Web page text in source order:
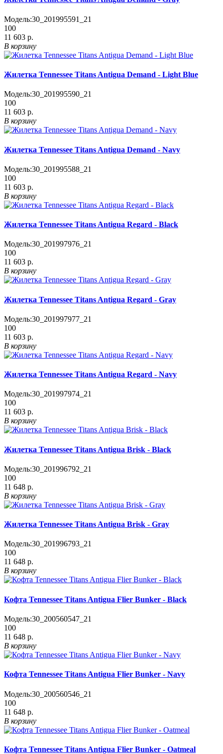
Модель:30_201995591_21
100
11 603 р.
В корзину
Жилетка Tennessee Titans Antigua Demand - Light Blue
Модель:30_201995590_21
100
11 603 р.
В корзину
Жилетка Tennessee Titans Antigua Demand - Navy
Модель:30_201995588_21
100
11 603 р.
В корзину
Жилетка Tennessee Titans Antigua Regard - Black
Модель:30_201997976_21
100
11 603 р.
В корзину
Жилетка Tennessee Titans Antigua Regard - Gray
Модель:30_201997977_21
100
11 603 р.
В корзину
Жилетка Tennessee Titans Antigua Regard - Navy
Модель:30_201997974_21
100
11 603 р.
В корзину
Жилетка Tennessee Titans Antigua Brisk - Black
Модель:30_201996792_21
100
11 648 р.
В корзину
Жилетка Tennessee Titans Antigua Brisk - Gray
Модель:30_201996793_21
100
11 648 р.
В корзину
Кофта Tennessee Titans Antigua Flier Bunker - Black
Модель:30_200560547_21
100
11 648 р.
В корзину
Кофта Tennessee Titans Antigua Flier Bunker - Navy
Модель:30_200560546_21
100
11 648 р.
В корзину
Кофта Tennessee Titans Antigua Flier Bunker - Oatmeal